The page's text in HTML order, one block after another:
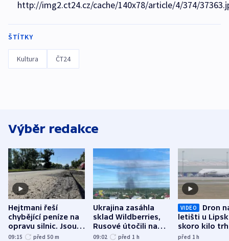
http://img2.ct24.cz/cache/140x78/article/4/374/
ŠTÍTKY
Kultura ČT24
Výběr redakce
Hejtmani řeší
chybějící peníze na
opravu silnic. Jsou
nenárokové, namítá
09:15 před 50 m
Ukrajina zasáhla
sklad Wildberries,
Rusové útočili na
trh, hasiče či
09:02 před 1 h
VIDEO
Dron
letišti u
skoro kilo
indicie
před 1h